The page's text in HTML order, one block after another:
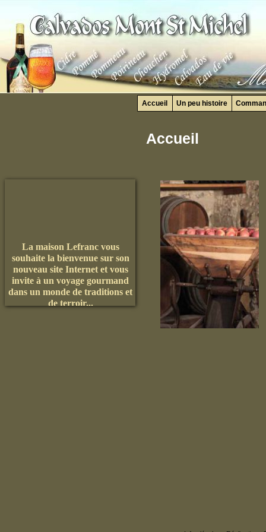
Accueil
La maison Lefranc vous
souhaite la bienvenue sur son
nouveau site Internet et vous
invite à un voyage gourmand
dans un monde de traditions et
de terroir...
Accueil Un peu histoire